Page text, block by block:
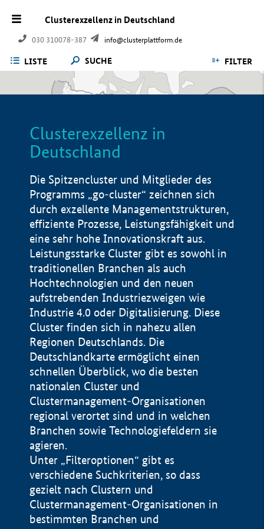
Clusterexzellenz in Deutschland
030 310078-387 info@clusterplattform.de
LISTE SUCHE FILTER
Clusterexzellenz in
Deutschland
Die Spitzencluster und Mitglieder des
Programms „go-cluster“ zeichnen sich
durch exzellente Managementstrukturen,
effiziente Prozesse, Leistungsfähigkeit und
eine sehr hohe Innovationskraft aus.
Leistungsstarke Cluster gibt es sowohl in
traditionellen Branchen als auch
Hochtechnologien und den neuen
aufstrebenden Industriezweigen wie
Industrie 4.0 oder Digitalisierung. Diese
Cluster finden sich in nahezu allen
Regionen Deutschlands. Die
Deutschlandkarte ermöglicht einen
schnellen Überblick, wo die besten
nationalen Cluster und
Clustermanagement-Organisationen
regional verortet sind und in welchen
Branchen sowie Technologiefeldern sie
agieren.
Unter „Filteroptionen“ gibt es
verschiedene Suchkriterien, so dass
gezielt nach Clustern und
Clustermanagement-Organisationen in
bestimmten Branchen und
Impressum
Datenschutzerklärung
BMWE, 2026 ©
100 km © Geobasis-DE / BKG 2015